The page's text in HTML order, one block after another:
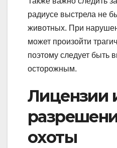
радиусе выстрела не
животных. При
может произойти
поэтому следует быть
осторожным.
Лицензии
охоты